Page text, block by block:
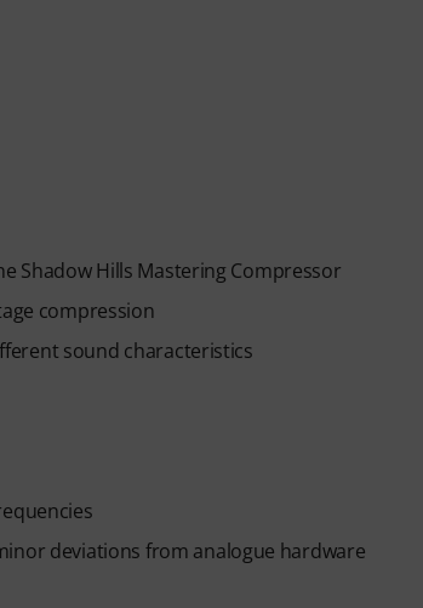
Shadow Hills Mastering Compressor
compression
sound characteristics
deviations from analogue hardware